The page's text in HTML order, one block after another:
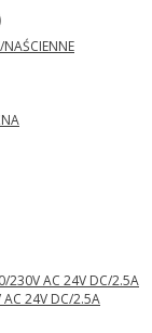
24V DC/2.5A